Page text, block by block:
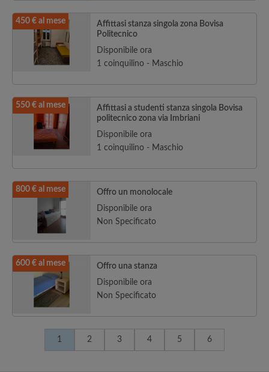
450 € al mese
Affittasi stanza singola zona Bovisa
Politecnico
Disponibile ora
1 coinquilino - Maschio
550 € al mese
Affittasi a studenti stanza singola Bovisa
politecnico zona via Imbriani
Disponibile ora
1 coinquilino - Maschio
800 € al mese
Offro un monolocale
Disponibile ora
Non Specificato
600 € al mese
Offro una stanza
Disponibile ora
Non Specificato
1 2 3 4 5 6